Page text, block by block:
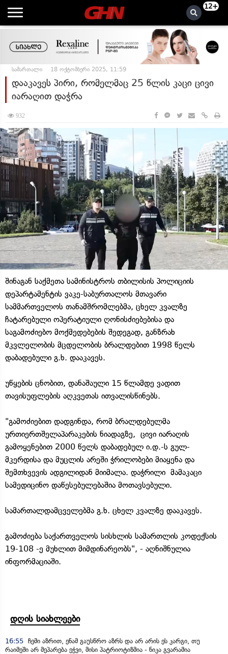
12+
სამართალი 18 ოქტომბერი 2025, 11:59
დააკავეს პირი, რომელმაც 25 წლის კაცი ცივი
იარაღით დაჭრა
932
შინაგან საქმეთა სამინისტროს თბილისის პოლიციის
დეპარტამენტის ვაკე-საბურთალოს მთავარი
სამმართველოს თანამშრომლებმა, ცხელ კვალზე
ჩატარებული ოპერატიული ღონისძიებებისა და
საგამოძიებო მოქმედებების შედეგად, განზრახ
მკვლელობის მცდელობის ბრალდებით 1998 წელს
დაბადებული გ.ხ. დააკავეს.
უწყების ცნობით, დანაშაული 15 წლამდე ვადით
თავისუფლების აღკვეთას ითვალისწინებს.
"გამოძიებით დადგინდა, რომ ბრალდებულმა
ურთიერთშელაპარაკების ნიადაგზე, ცივი იარაღის
გამოყენებით 2000 წელს დაბადებულ ი.დ.-ს გულ-
მკერდისა და მუცლის არეში ჭრილობები მიაყენა და
შემთხვევის ადგილიდან მიიმალა. დაჭრილი მამაკაცი
სამედიცინო დაწესებულებაშია მოთავსებული.
სამართალდამცველებმა გ.ხ. ცხელ კვალზე დააკავეს.
გამოძიება საქართველოს სისხლის სამართლის კოდექსის
19-108 -ე მუხლით მიმდინარეობს", - აღნიშნულია
ინფორმაციაში.
დღის სიახლეები
16:55 ჩემი აზრით, ენამ გაუსწრო აზრს და არ არის ეს კარგი, თუ
რაიმეში არ მეპარება ეჭვი, მისი პატრიოტიზმია - ნიკა გვარამია